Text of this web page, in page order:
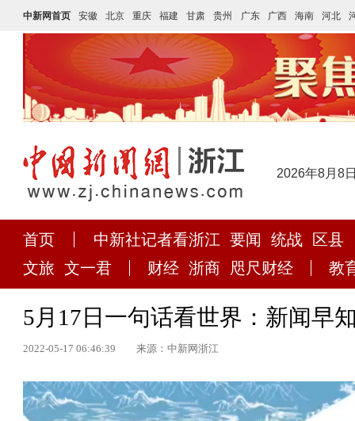
中新网首页 安徽 北京 重庆 福建 甘肃 贵州 广东 广西 海南 河北
2026年8月8
首页 中新社记者看浙江 要闻 统战
区县
文旅 文一君 财经 浙商 咫尺财经 教
5月17日一句话看世界：新闻早
2022-05-17 06:46:39 来源：中新网浙江